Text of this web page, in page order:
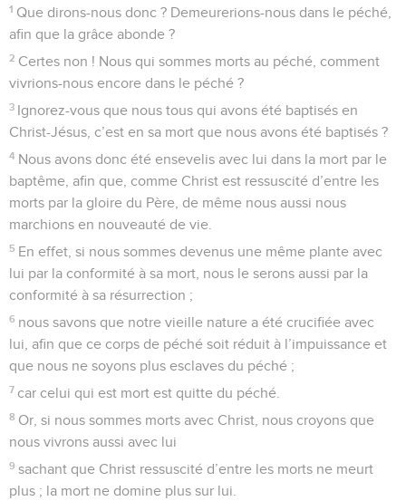
1 Que dirons-nous donc ? Demeurerions-nous dans le péché,
afin que la grâce abonde ?
2 Certes non ! Nous qui sommes morts au péché, comment
vivrions-nous encore dans le péché ?
3 Ignorez-vous que nous tous qui avons été baptisés en
Christ-Jésus, c’est en sa mort que nous avons été baptisés ?
4 Nous avons donc été ensevelis avec lui dans la mort par le
baptême, afin que, comme Christ est ressuscité d’entre les
morts par la gloire du Père, de même nous aussi nous
marchions en nouveauté de vie.
5 En effet, si nous sommes devenus une même plante avec
lui par la conformité à sa mort, nous le serons aussi par la
conformité à sa résurrection ;
6 nous savons que notre vieille nature a été crucifiée avec
lui, afin que ce corps de péché soit réduit à l’impuissance et
que nous ne soyons plus esclaves du péché ;
7 car celui qui est mort est quitte du péché.
8 Or, si nous sommes morts avec Christ, nous croyons que
nous vivrons aussi avec lui
9 sachant que Christ ressuscité d’entre les morts ne meurt
plus ; la mort ne domine plus sur lui.